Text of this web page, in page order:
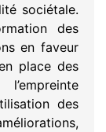
sociétale.
des
en faveur
place des
des